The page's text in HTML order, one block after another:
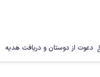
دعوت از دوستان و دریافت هدیه